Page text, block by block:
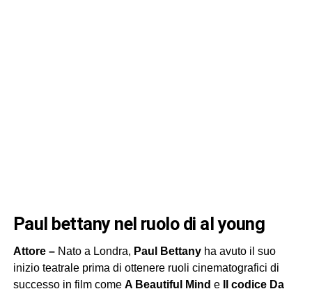
paul bettany nel ruolo di al young
Attore –Nato a Londra, Paul Bettanyha avuto il suo
inizio teatrale prima di ottenere ruoli cinematografici di
successo in film come A Beautiful Mind e
Il codice Da